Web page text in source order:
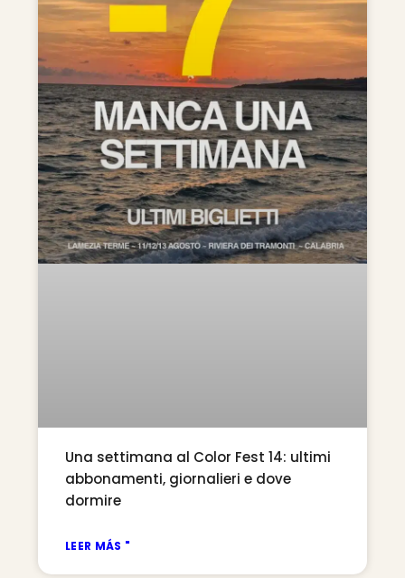
Una settimana al Color Fest 14: ultimi
abbonamenti, giornalieri e dove
dormire
LEER MÁS "